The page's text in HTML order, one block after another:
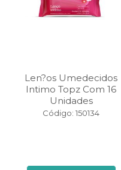
Len?os Umedecidos
Intimo Topz Com 16
Unidades
Código: 150134